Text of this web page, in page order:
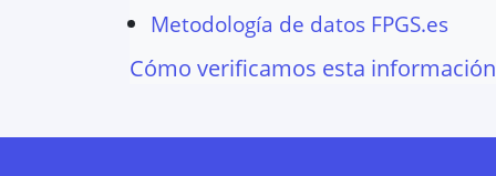
Metodología de datos FPGS.es
Cómo verificamos esta información